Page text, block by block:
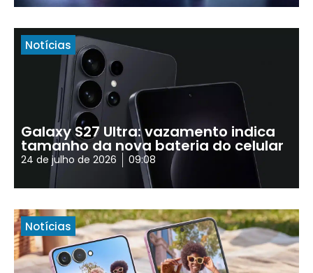
Notícias
Galaxy S27 Ultra: vazamento indica
tamanho da nova bateria do celular
24 de julho de 2026 09:08
Notícias